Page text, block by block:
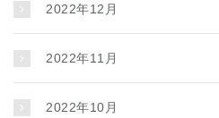
2022年12月
2022年11月
2022年10月